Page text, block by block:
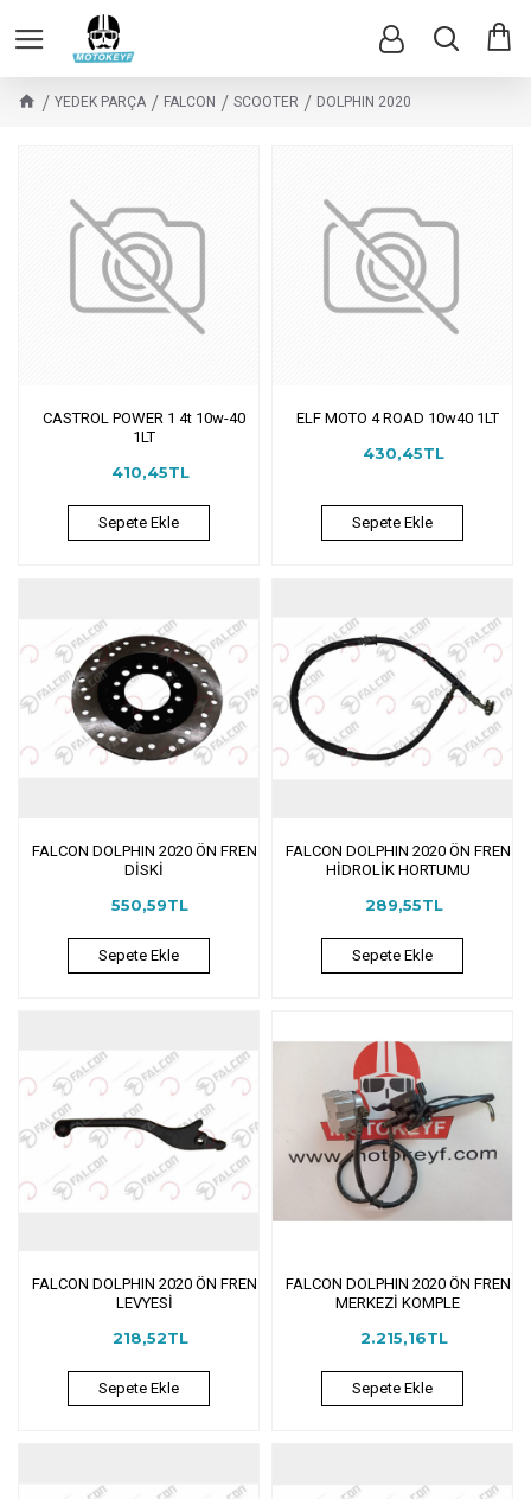
YEDEK PARÇA FALCON SCOOTER DOLPHIN 2020
CASTROL POWER 1 4t 10w-40
1LT
410,45TL
Sepete Ekle
ELF MOTO 4 ROAD 10w40 1LT
430,45TL
Sepete Ekle
FALCON DOLPHIN 2020 ÖN FREN
DİSKİ
550,59TL
Sepete Ekle
FALCON DOLPHIN 2020 ÖN FREN
HİDROLİK HORTUMU
289,55TL
Sepete Ekle
FALCON DOLPHIN 2020 ÖN FREN
LEVYESİ
218,52TL
Sepete Ekle
FALCON DOLPHIN 2020 ÖN FREN
MERKEZİ KOMPLE
2.215,16TL
Sepete Ekle